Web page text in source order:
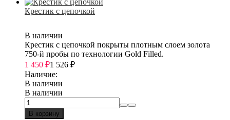
Крестик с цепочкой
В наличии
Крестик с цепочкой покрыты плотным слоем золота
750-й пробы по технологии Gold Filled.
1 450 ₽1 526 ₽
Наличие:
В наличии
В наличии
В корзину